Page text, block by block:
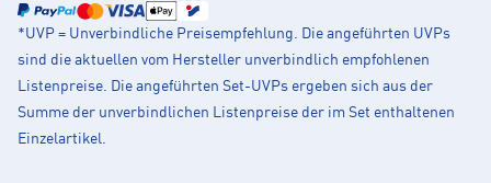
*UVP = Unverbindliche Preisempfehlung. Die angeführten UVPs
sind die aktuellen vom Hersteller unverbindlich empfohlenen
Listenpreise. Die angeführten Set-UVPs ergeben sich aus der
Summe der unverbindlichen Listenpreise der im Set enthaltenen
Einzelartikel.